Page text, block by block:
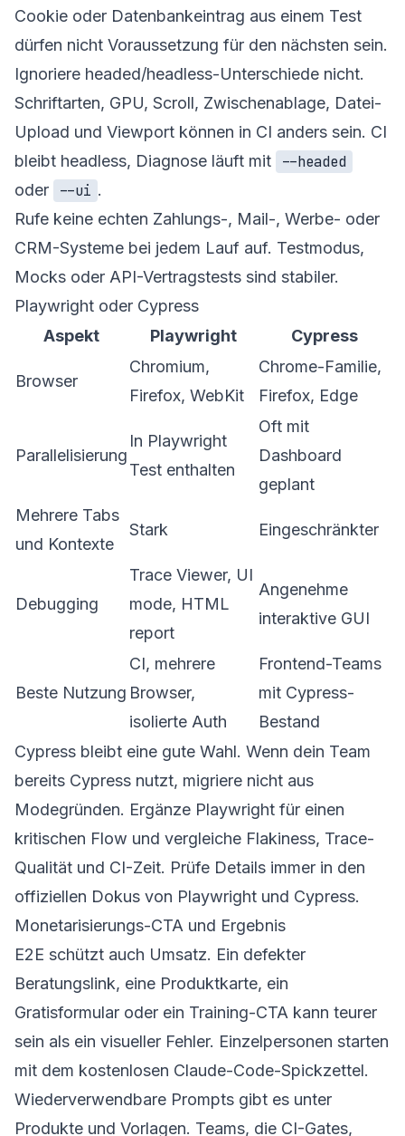
Cookie oder Datenbankeintrag aus einem Test
dürfen nicht Voraussetzung für den nächsten sein.
Ignoriere headed/headless-Unterschiede nicht.
Schriftarten, GPU, Scroll, Zwischenablage, Datei-
Upload und Viewport können in CI anders sein. CI
bleibt headless, Diagnose läuft mit
--headed
oder
--ui .
Rufe keine echten Zahlungs-, Mail-, Werbe- oder
CRM-Systeme bei jedem Lauf auf. Testmodus,
Mocks oder API-Vertragstests sind stabiler.
Playwright oder Cypress
Aspekt
Playwright Cypress
Browser
Chromium,
Firefox, WebKit
Chrome-Familie,
Firefox, Edge
Parallelisierung
In Playwright
Test enthalten
Oft mit
Dashboard
geplant
Mehrere Tabs
und Kontexte
Stark Eingeschränkter
Debugging
Trace Viewer, UI
mode, HTML
report
Angenehme
interaktive GUI
Beste Nutzung
CI, mehrere
Browser,
isolierte Auth
Frontend-Teams
mit Cypress-
Bestand
Cypress bleibt eine gute Wahl. Wenn dein Team
bereits Cypress nutzt, migriere nicht aus
Modegründen. Ergänze Playwright für einen
kritischen Flow und vergleiche Flakiness, Trace-
Qualität und CI-Zeit. Prüfe Details immer in den
offiziellen Dokus von Playwright und Cypress.
Monetarisierungs-CTA und Ergebnis
E2E schützt auch Umsatz. Ein defekter
Beratungslink, eine Produktkarte, ein
Gratisformular oder ein Training-CTA kann teurer
sein als ein visueller Fehler. Einzelpersonen starten
mit dem kostenlosen Claude-Code-Spickzettel.
Wiederverwendbare Prompts gibt es unter
Produkte und Vorlagen. Teams, die CI-Gates,